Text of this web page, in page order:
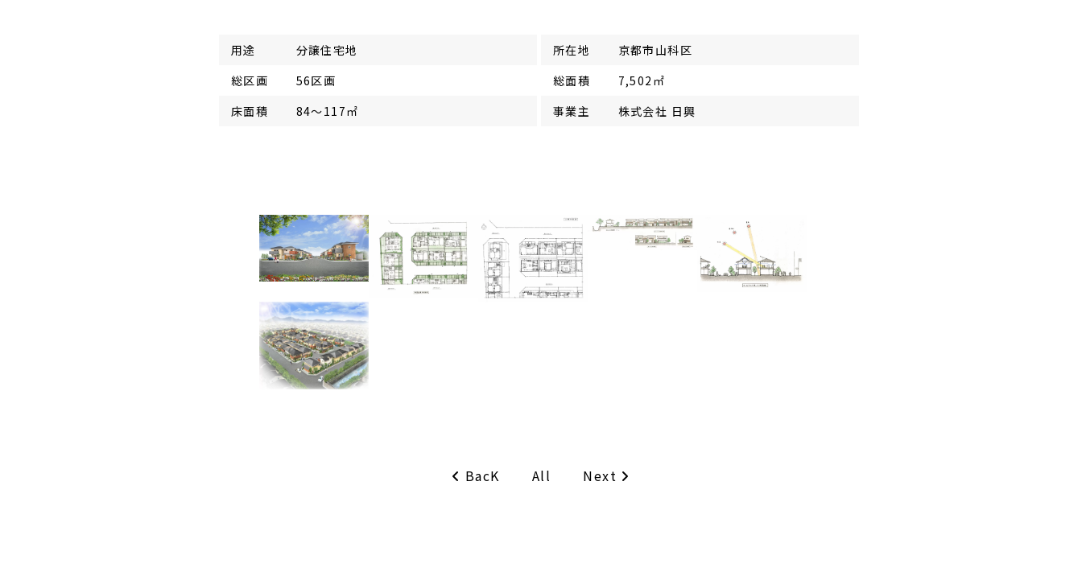
用途 分譲住宅地 所在地
京都市山科区
総区画
56区画 総面積
7,502㎡
床面積
84〜117㎡ 事業主 株式会社 日興
BacK All Next